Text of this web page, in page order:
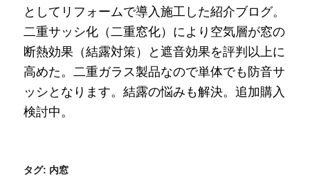
としてリフォームで導入施工した紹介ブログ。
二重サッシ化（二重窓化）により空気層が窓の
断熱効果（結露対策）と遮音効果を評判以上に
高めた。二重ガラス製品なので単体でも防音サ
ッシとなります。結露の悩みも解決。追加購入
検討中。
タグ: 内窓